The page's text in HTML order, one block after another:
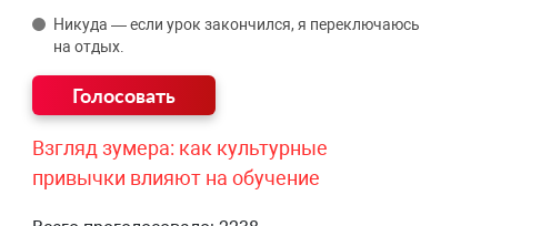
Никуда — если урок закончился, я переключаюсь
на отдых.
Взгляд зумера: как культурные
привычки влияют на обучение